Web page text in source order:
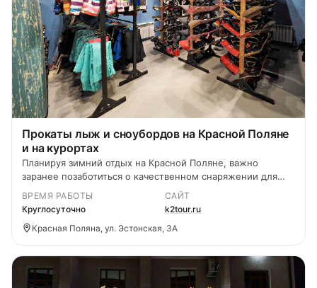
Прокаты лыж и сноубордов на Красной Поляне
и на курортах
Планируя зимний отдых на Красной Поляне, важно
заранее позаботиться о качественном снаряжении для
ВРЕМЯ РАБОТЫ
Круглосуточно
САЙТ
k2tour.ru
Красная Поляна, ул. Эстонская, 3А